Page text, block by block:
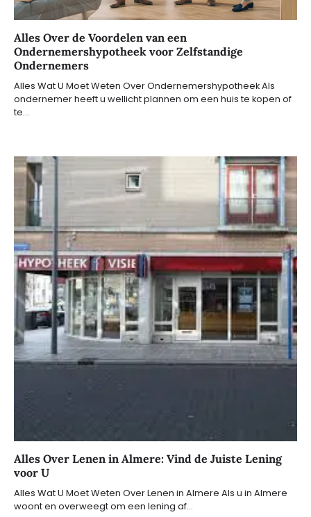
Alles Over de Voordelen van een
Ondernemershypotheek voor Zelfstandige
Ondernemers
Alles Wat U Moet Weten Over Ondernemershypotheek Als
ondernemer heeft u wellicht plannen om een huis te kopen of
te…
Alles Over Lenen in Almere: Vind de Juiste Lening
voor U
Alles Wat U Moet Weten Over Lenen in Almere Als u in Almere
woont en overweegt om een lening af…